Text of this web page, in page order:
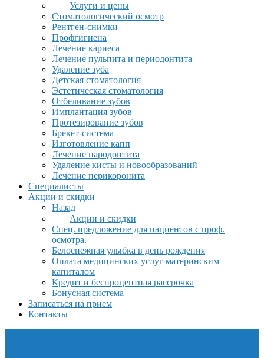
Услуги и цены
Стоматологический осмотр
Рентген-снимки
Профгигиена
Лечение кариеса
Лечение пульпита и периодонтита
Удаление зуба
Детская стоматология
Эстетическая стоматология
Отбеливание зубов
Имплантация зубов
Протезирование зубов
Брекет-система
Изготовление капп
Лечение пародонтита
Удаление кисты и новообразований
Лечение перикоронита
Специалисты
Акции и скидки
Назад
Акции и скидки
Спец. предложение для пациентов с проф.
осмотра.
Белоснежная улыбка в день рождения
Оплата медицинских услуг материнским
капиталом
Кредит и беспроцентная рассрочка
Бонусная система
Записаться на прием
Контакты